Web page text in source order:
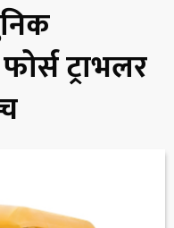
ट्राभलर